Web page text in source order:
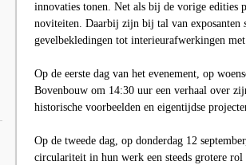
innovaties tonen. Net als bij de vorige edities
noviteiten. Daarbij zijn bij tal van exposanten
gevelbekledingen tot interieurafwerkingen
Op de eerste dag van het evenement, op
Bovenbouw om 14:30 uur een verhaal over
historische voorbeelden en eigentijdse
Op de tweede dag, op donderdag 12
circulariteit in hun werk een steeds grotere